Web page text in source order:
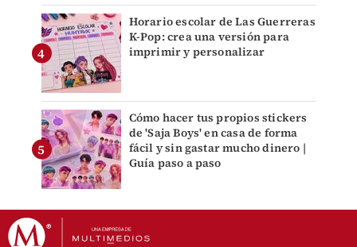
Horario escolar de Las Guerreras
K-Pop: crea una versión para
imprimir y personalizar
Cómo hacer tus propios stickers
de 'Saja Boys' en casa de forma
fácil y sin gastar mucho dinero |
Guía paso a paso